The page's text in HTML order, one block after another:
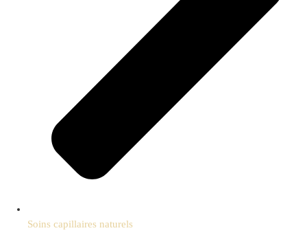
Soins capillaires naturels